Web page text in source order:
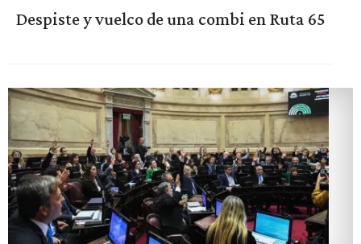
Despiste y vuelco de una combi en Ruta 65